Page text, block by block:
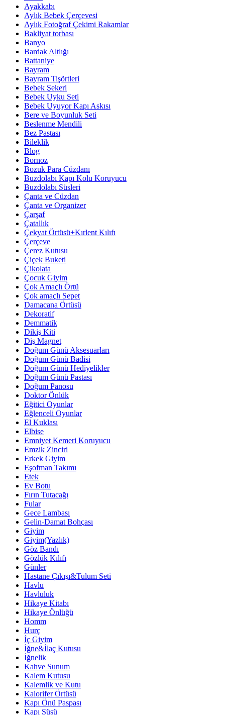
Ayakkabı
Aylık Bebek Çerçevesi
Aylık Fotoğraf Çekimi Rakamlar
Bakliyat torbası
Banyo
Bardak Altlığı
Battaniye
Bayram
Bayram Tişörtleri
Bebek Şekeri
Bebek Uyku Seti
Bebek Uyuyor Kapı Askısı
Bere ve Boyunluk Seti
Beslenme Mendili
Bez Pastası
Bileklik
Blog
Bornoz
Bozuk Para Cüzdanı
Buzdolabı Kapı Kolu Koruyucu
Buzdolabı Süsleri
Çanta ve Cüzdan
Çanta ve Organizer
Çarşaf
Çatallık
Çekyat Örtüsü+Kırlent Kılıfı
Çerçeve
Çerez Kutusu
Çiçek Buketi
Çikolata
Çocuk Giyim
Çok Amaçlı Örtü
Çok amaçlı Sepet
Damacana Örtüsü
Dekoratif
Demmatik
Dikiş Kiti
Diş Magnet
Doğum Günü Aksesuarları
Doğum Günü Badisi
Doğum Günü Hediyelikler
Doğum Günü Pastası
Doğum Panosu
Doktor Önlük
Eğitici Oyunlar
Eğlenceli Oyunlar
El Kuklası
Elbise
Emniyet Kemeri Koruyucu
Emzik Zinciri
Erkek Giyim
Eşofman Takımı
Etek
Ev Botu
Fırın Tutacağı
Fular
Gece Lambası
Gelin-Damat Bohçası
Giyim
Giyim(Yazlık)
Göz Bandı
Gözlük Kılıfı
Günler
Hastane Çıkışı&Tulum Seti
Havlu
Havluluk
Hikaye Kitabı
Hikaye Önlüğü
Homm
Hurç
İç Giyim
İğne&İlaç Kutusu
İğnelik
Kahve Sunum
Kalem Kutusu
Kalemlik ve Kutu
Kalorifer Örtüsü
Kapı Önü Paspası
Kapı Süsü